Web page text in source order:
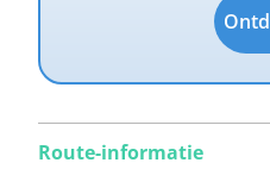
Route-informatie